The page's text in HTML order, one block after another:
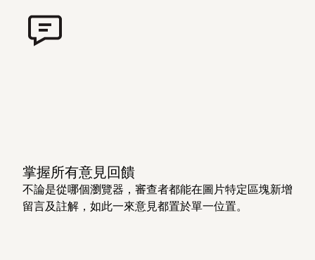
掌握所有意見回饋
不論是從哪個瀏覽器，審查者都能在圖片特定區塊新增
留言及註解，如此一來意見都置於單一位置。